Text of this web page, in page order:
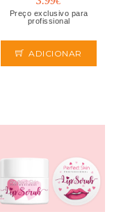
Preço exclusivo para
profissional
ADICIONAR